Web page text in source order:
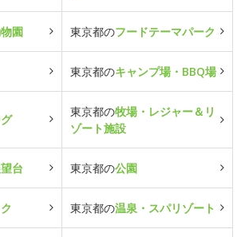
園 東京都のフードテーマパーク
東京都のキャンプ場・BBQ場
東京都の牧場・レジャー＆リ
ゾート施設
台 東京都の公園
東京都の温泉・スパリゾート